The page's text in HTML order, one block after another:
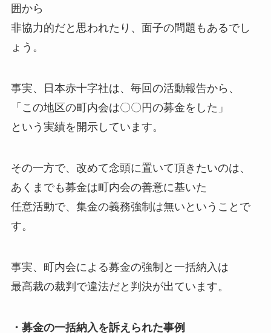
囲から
非協力的だと思われたり、面子の問題もあるでし
ょう。
事実、日本赤十字社は、毎回の活動報告から、
「この地区の町内会は〇〇円の募金をした」
という実績を開示しています。
その一方で、改めて念頭に置いて頂きたいのは、
あくまでも募金は町内会の善意に基いた
任意活動で、集金の義務強制は無いということで
す。
事実、町内会による募金の強制と一括納入は
最高裁の裁判で違法だと判決が出ています。
・募金の一括納入を訴えられた事例